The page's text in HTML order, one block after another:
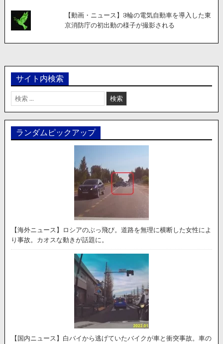
【動画・ニュース】3輪の電気自動車を導入した東
京消防庁の初出動の様子が撮影される
サイト内検索
検
索:
ランダムピックアップ
【海外ニュース】ロシアのぶっ飛び。道路を無理に横断した女性によ
り事故。カオスな動きが話題に。
【国内ニュース】白バイから逃げていたバイクが車と衝突事故。車の